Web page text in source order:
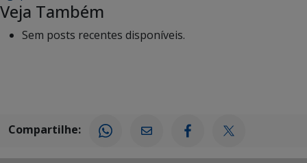
Veja Também
Sem posts recentes disponíveis.
Compartilhe: